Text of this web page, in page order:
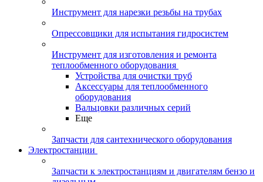
Инструмент для нарезки резьбы на трубах
Опрессовщики для испытания гидросистем
Инструмент для изготовления и ремонта
теплообменного оборудования
Устройства для очистки труб
Аксессуары для теплообменного
оборудования
Вальцовки различных серий
Еще
Запчасти для сантехнического оборудования
Электростанции
Запчасти к электростанциям и двигателям бензо и